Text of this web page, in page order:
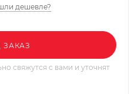
дешевле?
ЗАКАЗ
свяжутся с вами и уточнят